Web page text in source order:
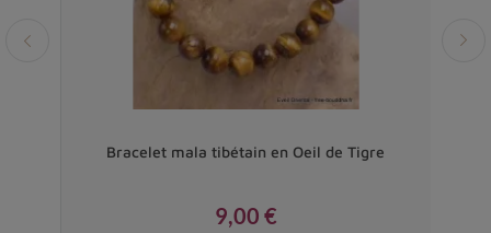
Bracelet mala tibétain en Oeil de Tigre
9,00 €